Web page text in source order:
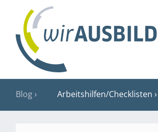
Blog Arbeitshilfen/Checklisten